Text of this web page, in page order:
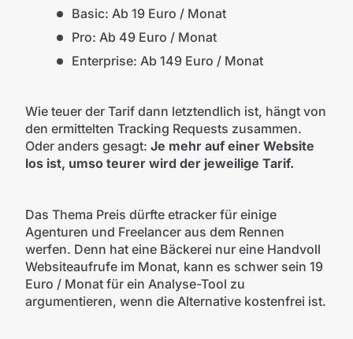
Basic: Ab 19 Euro / Monat
Pro: Ab 49 Euro / Monat
Enterprise: Ab 149 Euro / Monat
Wie teuer der Tarif dann letztendlich ist, hängt von
den ermittelten Tracking Requests zusammen.
Oder anders gesagt: Je mehr auf einer Website
los ist, umso teurer wird der jeweilige Tarif.
Das Thema Preis dürfte etracker für einige
Agenturen und Freelancer aus dem Rennen
werfen. Denn hat eine Bäckerei nur eine Handvoll
Websiteaufrufe im Monat, kann es schwer sein 19
Euro / Monat für ein Analyse-Tool zu
argumentieren, wenn die Alternative kostenfrei ist.